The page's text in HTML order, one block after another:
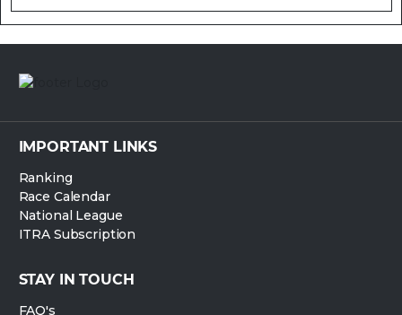
IMPORTANT LINKS
Ranking
Race Calendar
National League
ITRA Subscription
STAY IN TOUCH
FAQ's